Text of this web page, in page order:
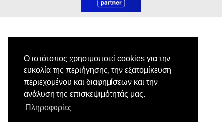
Ο ιστότοπος χρησιμοποιεί cookies για την
ευκολία της περιήγησης, την εξατομίκευση
περιεχομένου και διαφημίσεων και την
ανάλυση της επισκεψιμότητάς μας.
Πληροφορίες
Εγγραφή στο Newsletter
Κάνε εγγραφή στο newsletter μας για να
λαμβάνεις αποκλειστικές προσφορές.